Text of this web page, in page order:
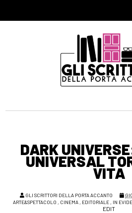
DARK
UNIVERSAL
VITA
GLI SCRITTORI DELLA PORTA ACCANTO
ARTE&SPETTACOLO , CINEMA , EDITORIALE , IN
EDIT